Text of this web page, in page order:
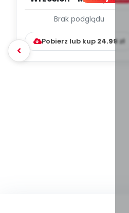
WYCHOWAWCZO –
DYDAKTYC...
Brak podglądu
Pobierz lub kup 24.99zł